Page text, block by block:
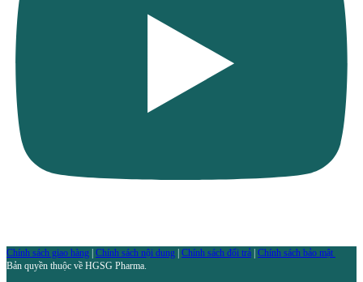
Chính sách giao hàng Chính sách nội dung Chính sách đổi trả Chính sách bảo mật
Bản quyền thuộc về HGSG Pharma.